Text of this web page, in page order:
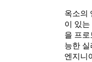
옥소의
이 있
을 프
능한
엔지니